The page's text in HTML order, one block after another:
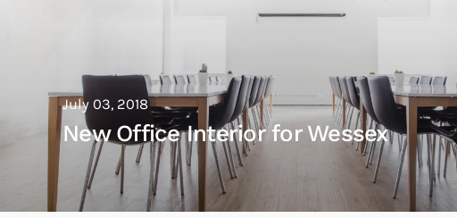
July 03, 2018
New Office Interior for Wessex